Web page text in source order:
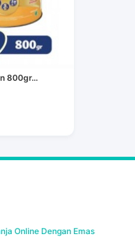
800gr...
Online Dengan Emas